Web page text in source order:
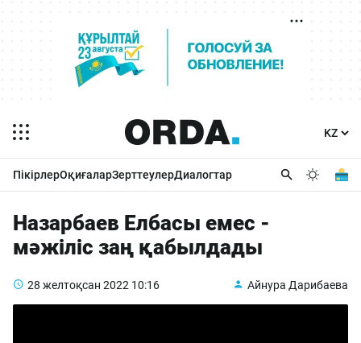
ПікірлерОқиғаларЗерттеулерДиалогтар
Назарбаев Елбасы емес -
мәжіліс заң қабылдады
28 желтоқсан 2022 10:16 Айнура Дарибаева